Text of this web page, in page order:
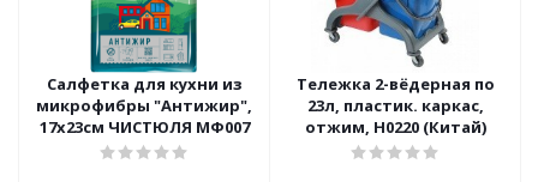
Салфетка для кухни из
микрофибры "Антижир",
17х23см ЧИСТЮЛЯ МФ007
Тележка 2-вёдерная по
23л, пластик. каркас,
отжим, H0220 (Китай)